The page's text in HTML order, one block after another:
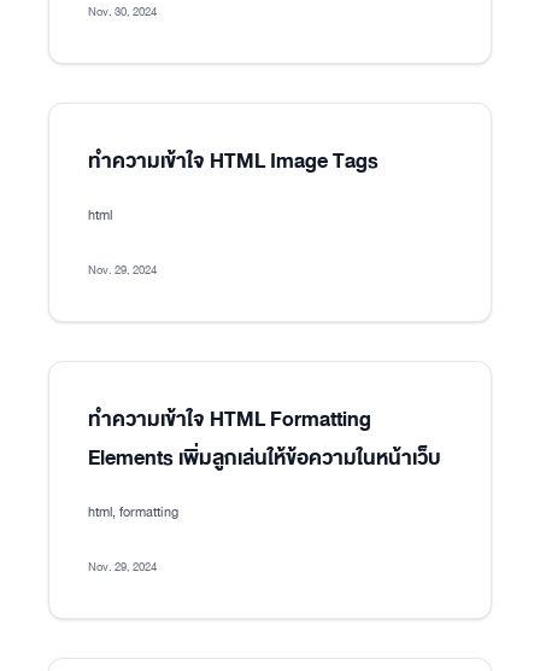
Nov. 30, 2024
ทำความเข้าใจ HTML Image Tags
html
Nov. 29, 2024
ทำความเข้าใจ HTML Formatting
Elements เพิ่มลูกเล่นให้ข้อความในหน้าเว็บ
html, formatting
Nov. 29, 2024